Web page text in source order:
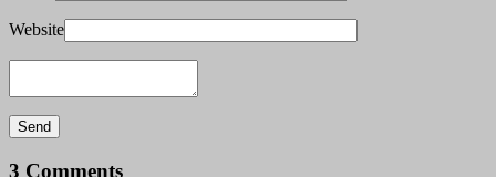
Website
3 Comments